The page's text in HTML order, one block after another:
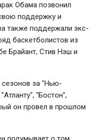
Обама позвонил
поддержку и
также поддержали экс-
баскетболистов из
Брайант, Стив Нэш и
сезонов за "Нью-
"Бостон",
он провел в прошлом